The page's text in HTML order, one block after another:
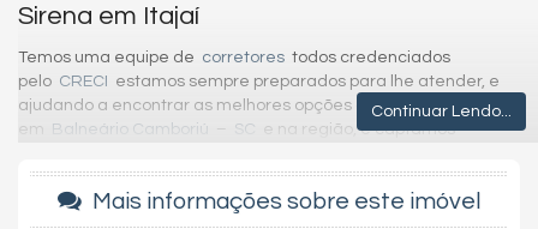
Sirena em Itajaí
Temos uma equipe de corretores todos credenciados
pelo CRECI
estamos sempre preparados para lhe atender, e
ajudando a encontrar as melhores opções de imóveis
em
Balneário Camboriú – SC
e na região, e captamos
ótimoinvestimentocom a maior segurança que existe.
Imóvel disponível para visitação. Agende uma visita agora
Continuar Lendo...
Mais informações sobre este imóvel